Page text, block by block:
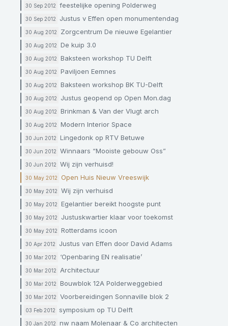
30 Sep 2012 feestelijke opening Polderweg
30 Sep 2012 Justus v Effen open monumentendag
30 Aug 2012 Zorgcentrum De nieuwe Egelantier
30 Aug 2012 De kuip 3.0
30 Aug 2012 Baksteen workshop TU Delft
30 Aug 2012 Paviljoen Eemnes
30 Aug 2012 Baksteen workshop BK TU-Delft
30 Aug 2012 Justus geopend op Open Mon.dag
30 Aug 2012 Brinkman & Van der Vlugt arch
30 Aug 2012 Modern Interior Space
30 Jun 2012 Lingedonk op RTV Betuwe
30 Jun 2012 Winnaars “Mooiste gebouw Oss”
30 Jun 2012 Wij zijn verhuisd!
30 May 2012 Open Huis Nieuw Vreeswijk
30 May 2012 Wij zijn verhuisd
30 May 2012 Egelantier bereikt hoogste punt
30 May 2012 Justuskwartier klaar voor toekomst
30 May 2012 Rotterdams icoon
30 Apr 2012 Justus van Effen door David Adams
30 Mar 2012 ‘Openbaring EN realisatie’
30 Mar 2012 Architectuur
30 Mar 2012 Bouwblok 12A Polderweggebied
30 Mar 2012 Voorbereidingen Sonnaville blok 2
03 Feb 2012 symposium op TU Delft
30 Jan 2012 nw naam Molenaar & Co architecten